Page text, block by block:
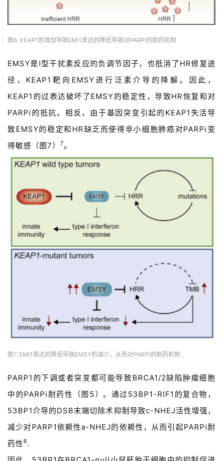
页
讯
精
彩
动
B
D
投
资
图6. KEAP1的增加导致EMI1表达的降低导致对PARPi的耐药机制
EMSY是I型干扰素反应的负调节因子，也抵消了HR修复途
径，KEAP1靶向EMSY进行泛素介导的降解。因此，
KEAP1的过表达破坏了EMSY的稳定性，导致HR恢复和对
PARPi的抵抗。相反，由于基因突变引起的KEAP1失活导
致EMSY的稳定和HR缺乏而使得非小细胞肺癌对PARPi变
得敏感（图7）
7。
图7. EMI1表达的降低导致EMSY的减少，从而对PARPi的耐药机制
PARP1的下调或者突变都可能导致BRCA1/2缺陷肿瘤细胞
中的PARPi耐药性（图5）。通过53BP1-RIF1的复合物，
53BP1介导的DSB末端切除术抑制导致c-NHEJ活性增强，
减少对PARP1依赖性a-NHEJ的依赖性，从而引起PARPi耐
药性8.